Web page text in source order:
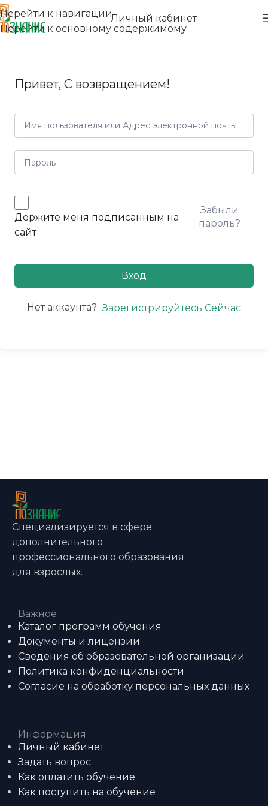
Перейти к навигации
Перейти к основному содержимому
Личный кабинет
Привет, С возвращением!
Держите меня подписанным на
сайт
Забыли
пароль?
Вход
Нет аккаунта? Зарегистрируйтесь Сейчас
Специализируется в сфере
дополнительного
профессионального образования
для взрослых.
Важное
Каталог программ обучения
Документы и лицензии
Сведения об образовательной организации
Политика конфиденциальности
Согласие на обработку персональных данных
Информация
Личный кабинет
Задать вопрос
Как оплатить обучение
Как поступить на обучение